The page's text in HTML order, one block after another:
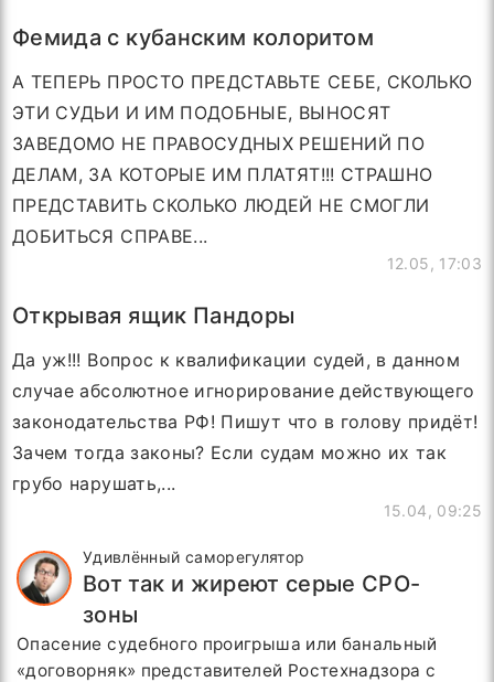
Фемида с кубанским колоритом
А ТЕПЕРЬ ПРОСТО ПРЕДСТАВЬТЕ СЕБЕ, СКОЛЬКО
ЭТИ СУДЬИ И ИМ ПОДОБНЫЕ, ВЫНОСЯТ
ЗАВЕДОМО НЕ ПРАВОСУДНЫХ РЕШЕНИЙ ПО
ДЕЛАМ, ЗА КОТОРЫЕ ИМ ПЛАТЯТ!!! СТРАШНО
ПРЕДСТАВИТЬ СКОЛЬКО ЛЮДЕЙ НЕ СМОГЛИ
ДОБИТЬСЯ СПРАВЕ...
12.05, 17:03
Открывая ящик Пандоры
Да уж!!! Вопрос к квалификации судей, в данном
случае абсолютное игнорирование действующего
законодательства РФ! Пишут что в голову придёт!
Зачем тогда законы? Если судам можно их так
грубо нарушать,...
15.04, 09:25
Удивлённый саморегулятор
Вот так и жиреют серые СРО-
зоны
Опасение судебного проигрыша или банальный
«договорняк» представителей Ростехнадзора с